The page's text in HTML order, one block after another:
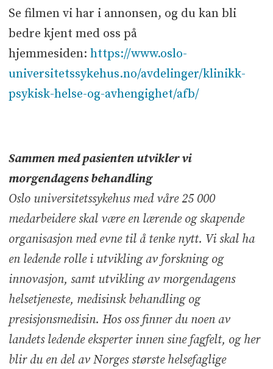
Se filmen vi har i annonsen, og du kan bli
bedre kjent med oss på
hjemmesiden: https://www.oslo-
universitetssykehus.no/avdelinger/klinikk-
psykisk-helse-og-avhengighet/afb/
Sammen med pasienten utvikler vi
morgendagens behandling
Oslo universitetssykehus med våre 25 000
medarbeidere skal være en lærende og skapende
organisasjon med evne til å tenke nytt. Vi skal ha
en ledende rolle i utvikling av forskning og
innovasjon, samt utvikling av morgendagens
helsetjeneste, medisinsk behandling og
presisjonsmedisin. Hos oss finner du noen av
landets ledende eksperter innen sine fagfelt, og her
blir du en del av Norges største helsefaglige